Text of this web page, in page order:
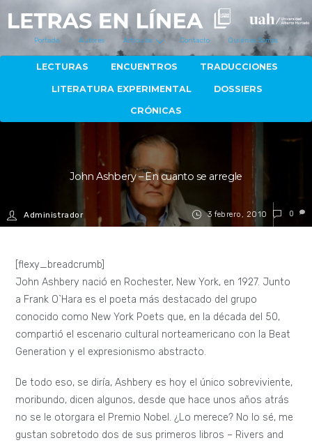
Portada Autores Artículos Contacto Quiénes Somos
LECTURAS ENCUENTROS TRADUCCIONES
LITERATURA EXPERIMENTAL DOSSIERS
CRÓNICAS
3 febrero, 2010
John Ashbery – En cuanto se arregle
Administrador 0
[flexy_breadcrumb]
John Ashbery nació en Rochester, New York, en 1927. Junto
a Frank O`Hara es el poeta más destacado del grupo
conocido como New York Poets que, en la década del 50,
compartió el escenario cultural norteamericano con la Beat
Generation y el expresionismo abstracto.
De todo eso, se diría, Ashbery es hoy el único sobreviviente,
moribundo, dicen algunos, desde que hace unos años atrás
no se le otorgara el Premio Nobel. ¿Lo merece? No lo sé, me
gustan sobretodo dos de sus primeros libros – Rivers and